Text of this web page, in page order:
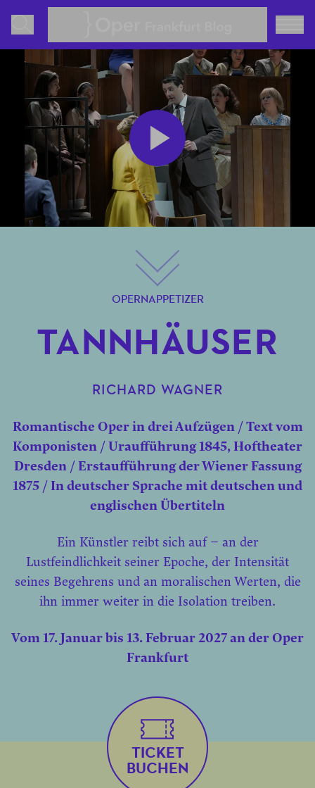
Play
Video
OPERNAPPETIZER
TANNHÄUSER
RICHARD WAGNER
Romantische Oper in drei Aufzügen / Text vom
Komponisten / Uraufführung 1845, Hoftheater
Dresden / Erstaufführung der Wiener Fassung
1875 / In deutscher Sprache mit deutschen und
englischen Übertiteln
Ein Künstler reibt sich auf – an der
Lustfeindlichkeit seiner Epoche, der Intensität
seines Begehrens und an moralischen Werten, die
ihn immer weiter in die Isolation treiben.
Vom 17. Januar bis 13. Februar 2027 an der Oper
Frankfurt
TICKET
BUCHEN